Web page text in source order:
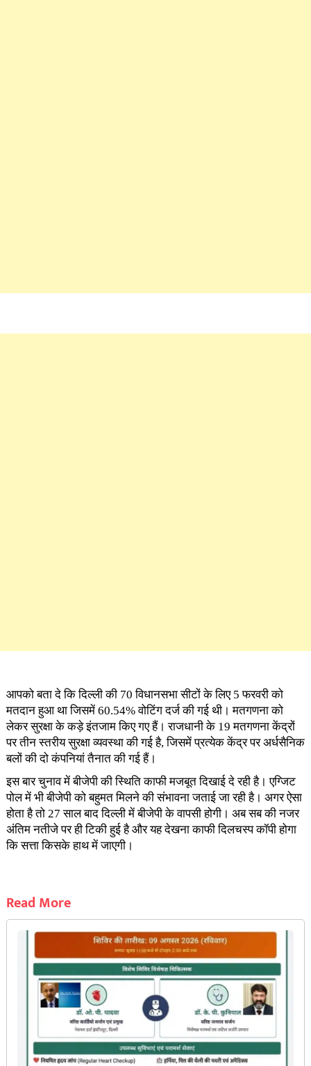
आपको बता दे कि दिल्ली की 70 विधानसभा सीटों के लिए 5 फरवरी को
मतदान हुआ था जिसमें 60.54% वोटिंग दर्ज की गई थी। मतगणना को
लेकर सुरक्षा के कड़े इंतजाम किए गए हैं। राजधानी के 19 मतगणना केंद्रों
पर तीन स्तरीय सुरक्षा व्यवस्था की गई है, जिसमें प्रत्येक केंद्र पर अर्धसैनिक
बलों की दो कंपनियां तैनात की गई हैं।
इस बार चुनाव में बीजेपी की स्थिति काफी मजबूत दिखाई दे रही है। एग्जिट
पोल में भी बीजेपी को बहुमत मिलने की संभावना जताई जा रही है। अगर ऐसा
होता है तो 27 साल बाद दिल्ली में बीजेपी के वापसी होगी। अब सब की नजर
अंतिम नतीजे पर ही टिकी हुई है और यह देखना काफी दिलचस्प कॉपी होगा
कि सत्ता किसके हाथ में जाएगी।
Read More